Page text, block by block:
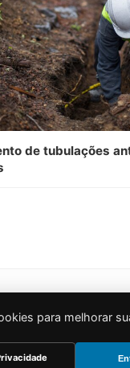
de tubulações
Business.
reservados.
para melhorar